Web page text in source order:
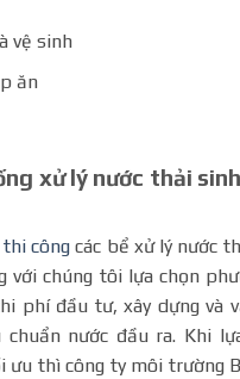
vệ sinh
ăn
xử lý nước thải
côngcác bể xử lý nước
với chúng tôi lựa chọn
phí đầu tư, xây dựng và
nước đầu ra. Khi
ưu thì công ty môi trường